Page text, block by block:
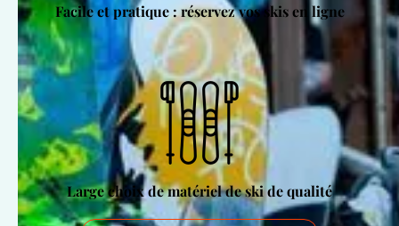
Facile et pratique : réservez vos skis en ligne
Large choix de matériel de ski de qualité